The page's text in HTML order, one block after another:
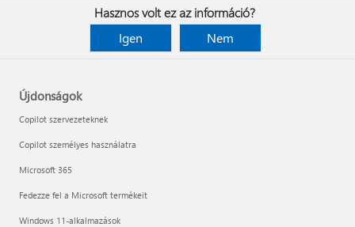
Hasznos volt ez az információ?
Igen
Nem
Újdonságok
Copilot szervezeteknek
Copilot személyes használatra
Microsoft 365
Fedezze fel a Microsoft termékeit
Windows 11-alkalmazások